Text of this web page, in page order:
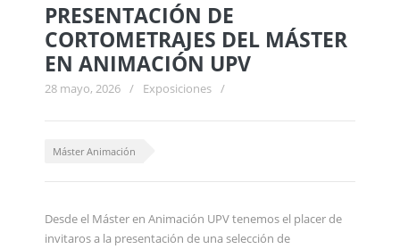
PRESENTACIÓN DE
CORTOMETRAJES DEL MÁSTER
EN ANIMACIÓN UPV
28 mayo, 2026 / Exposiciones /
Máster Animación
Desde el Máster en Animación UPV tenemos el placer de
invitaros a la presentación de una selección de